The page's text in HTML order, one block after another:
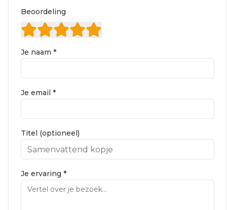
Beoordeling
Je naam *
Je email *
Titel (optioneel)
Je ervaring *